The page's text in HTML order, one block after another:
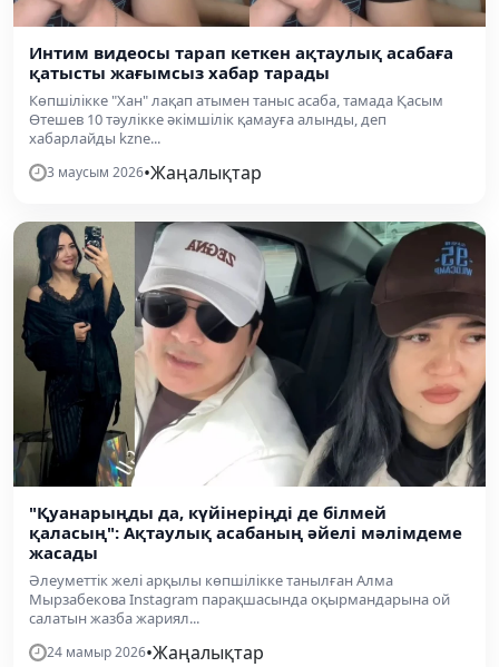
Интим видеосы тарап кеткен ақтаулық асабаға
қатысты жағымсыз хабар тарады
Көпшілікке "Хан" лақап атымен таныс асаба, тамада Қасым
Өтешев 10 тәулікке әкімшілік қамауға алынды, деп
хабарлайды kzne...
3 маусым 2026•Жаңалықтар
"Қуанарыңды да, күйінеріңді де білмей
қаласың": Ақтаулық асабаның әйелі мәлімдеме
жасады
Әлеуметтік желі арқылы көпшілікке танылған Алма
Мырзабекова Instagram парақшасында оқырмандарына ой
салатын жазба жариял...
24 мамыр 2026•Жаңалықтар